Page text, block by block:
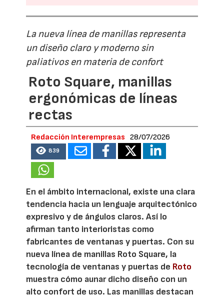
La nueva línea de manillas representa
un diseño claro y moderno sin
paliativos en materia de confort
Roto Square, manillas
ergonómicas de líneas
rectas
Redacción Interempresas 28/07/2026
839
En el ámbito internacional, existe una clara
tendencia hacia un lenguaje arquitectónico
expresivo y de ángulos claros. Así lo
afirman tanto interioristas como
fabricantes de ventanas y puertas. Con su
nueva línea de manillas Roto Square, la
tecnología de ventanas y puertas de Roto
muestra cómo aunar dicho diseño con un
alto confort de uso. Las manillas destacan